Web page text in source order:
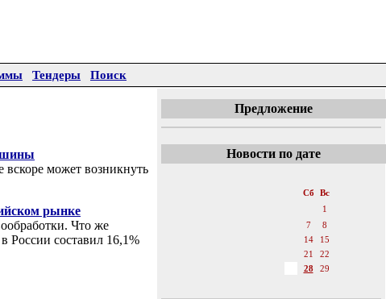
Тендеры Поиск
вскоре может возникнуть
рынке
Что же
России составил 16,1%
Предложение
Новости по дате
Сб
Вс
1
7
8
14
15
21
22
28
29